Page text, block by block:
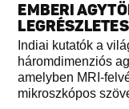
EMBERI
Indiai kutatók a
háromdimenziós
amelyben MRI-
mikroszkópos